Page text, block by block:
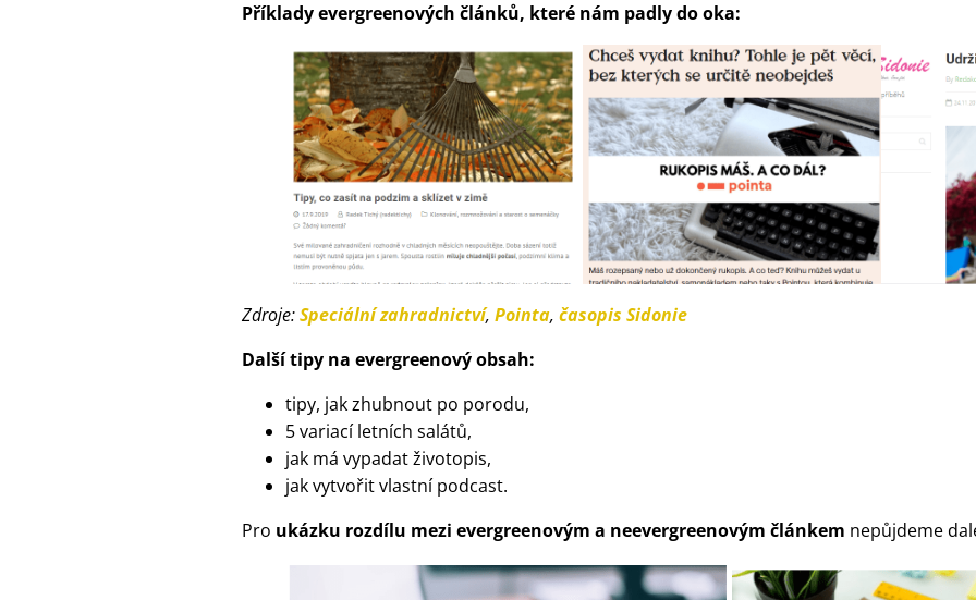
Příklady evergreenových článků, které nám padly do oka:
Zdroje:Speciální zahradnictví, Pointa, časopis Sidonie
Další tipy na evergreenový obsah:
tipy, jak zhubnout po porodu,
5 variací letních salátů,
jak má vypadat životopis,
jak vytvořit vlastní podcast.
Pro ukázku rozdílu mezi evergreenovým a neevergreenovým článkem nepůjdeme